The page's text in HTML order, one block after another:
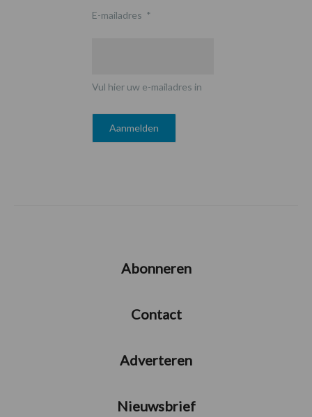
E-mailadres *
Vul hier uw e-mailadres in
Abonneren
Contact
Adverteren
Nieuwsbrief